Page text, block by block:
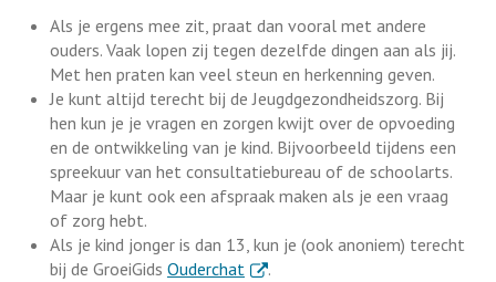
Als je ergens mee zit, praat dan vooral met andere
ouders. Vaak lopen zij tegen dezelfde dingen aan als jij.
Met hen praten kan veel steun en herkenning geven.
Je kunt altijd terecht bij de Jeugdgezondheidszorg. Bij
hen kun je je vragen en zorgen kwijt over de opvoeding
en de ontwikkeling van je kind. Bijvoorbeeld tijdens een
spreekuur van het consultatiebureau of de schoolarts.
Maar je kunt ook een afspraak maken als je een vraag
of zorg hebt.
Als je kind jonger is dan 13, kun je (ook anoniem) terecht
bij de GroeiGids Ouderchat . Externe link
.